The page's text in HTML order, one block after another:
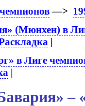
—>
(Мюнхен) в
|
в Лиге
|
–